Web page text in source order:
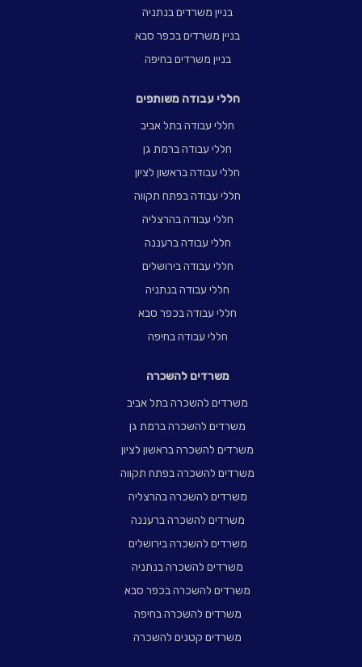
בניין משרדים בנתניה
בניין משרדים בכפר סבא
בניין משרדים בחיפה
חללי עבודה משותפים
חללי עבודה בתל אביב
חללי עבודה ברמת גן
חללי עבודה בראשון לציון
חללי עבודה בפתח תקווה
חללי עבודה בהרצליה
חללי עבודה ברעננה
חללי עבודה בירושלים
חללי עבודה בנתניה
חללי עבודה בכפר סבא
חללי עבודה בחיפה
משרדים להשכרה
משרדים להשכרה בתל אביב
משרדים להשכרה ברמת גן
משרדים להשכרה בראשון לציון
משרדים להשכרה בפתח תקווה
משרדים להשכרה בהרצליה
משרדים להשכרה ברעננה
משרדים להשכרה בירושלים
משרדים להשכרה בנתניה
משרדים להשכרה בכפר סבא
משרדים להשכרה בחיפה
משרדים קטנים להשכרה